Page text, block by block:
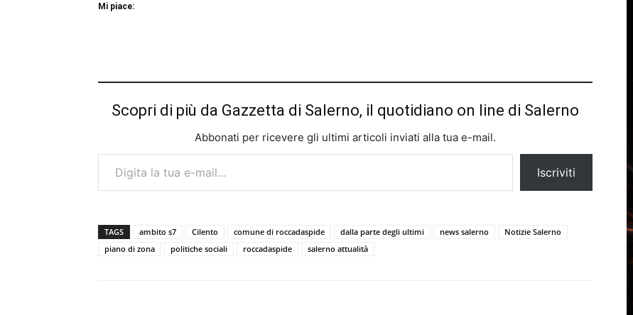
Mi piace:
Scopri di più da Gazzetta di Salerno, il quotidiano on line di Salerno
Abbonati per ricevere gli ultimi articoli inviati alla tua e-mail.
Digita la tua e-mail...
Iscriviti
TAGS ambito s7 Cilento comune di roccadaspide dalla parte degli ultimi news salerno
Notizie Salerno
piano di zona
politiche sociali roccadaspide salerno attualità